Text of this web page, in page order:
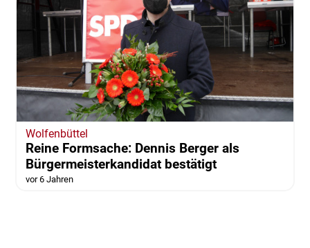
Wolfenbüttel
Reine Formsache: Dennis Berger als
Bürgermeisterkandidat bestätigt
vor 6 Jahren